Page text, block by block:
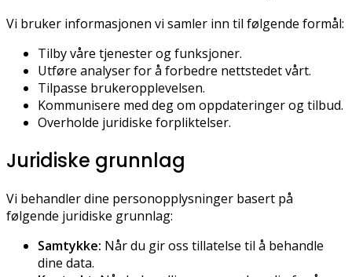
Vi bruker informasjonen vi samler inn til følgende formål:
Tilby våre tjenester og funksjoner.
Utføre analyser for å forbedre nettstedet vårt.
Tilpasse brukeropplevelsen.
Kommunisere med deg om oppdateringer og tilbud.
Overholde juridiske forpliktelser.
Juridiske grunnlag
Vi behandler dine personopplysninger basert på
følgende juridiske grunnlag:
Samtykke: Når du gir oss tillatelse til å behandle
dine data.